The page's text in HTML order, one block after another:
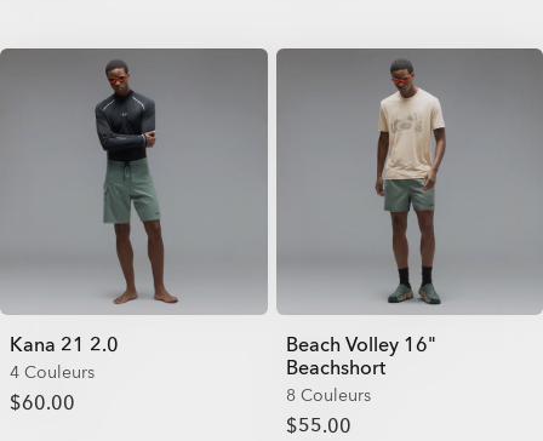
Kana 21 2.0
4 Couleurs
$60.00
Beach Volley 16"
Beachshort
8 Couleurs
$55.00